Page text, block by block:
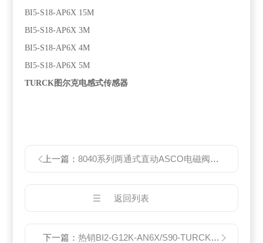
BI5-S18-AP6X 15M
BI5-S18-AP6X 3M
BI5-S18-AP6X 4M
BI5-S18-AP6X 5M
TURCK图尔克电感式传感器
上一篇：8040系列两通式直动ASCO电磁阀美国原装
返回列表
下一篇：热销BI2-G12K-AN6X/S90-TURCK接近开关